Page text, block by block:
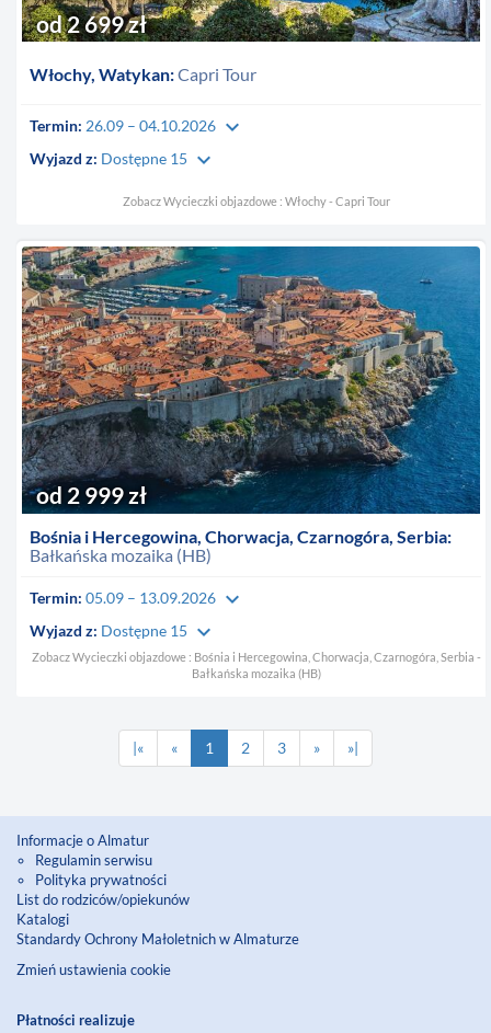
Włochy, Watykan:Capri Tour
od 2 699 zł
Termin: 26.09 – 04.10.2026 keyboard_arrow_down
Wyjazd z: Dostępne 15 keyboard_arrow_down
Zobacz Wycieczki objazdowe : Włochy - Capri Tour
Bośnia i Hercegowina, Chorwacja, Czarnogóra, Serbia:
Bałkańska mozaika (HB)
od 2 999 zł
Termin: 05.09 – 13.09.2026 keyboard_arrow_down
Wyjazd z: Dostępne 15 keyboard_arrow_down
Zobacz Wycieczki objazdowe : Bośnia i Hercegowina, Chorwacja, Czarnogóra, Serbia -
Bałkańska mozaika (HB)
|« « 1 2 3 » »|
Informacje o Almatur
Regulamin serwisu
Polityka prywatności
List do rodziców/opiekunów
Katalogi
Standardy Ochrony Małoletnich w Almaturze
Zmień ustawienia cookie
Płatności realizuje